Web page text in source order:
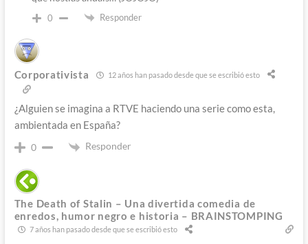
0 Responder
Corporativista 12 años han pasado desde que se escribió esto
¿Alguien se imagina a RTVE haciendo una serie como esta,
ambientada en España?
0 Responder
The Death of Stalin – Una divertida comedia de
enredos, humor negro e historia – BRAINSTOMPING
7 años han pasado desde que se escribió esto